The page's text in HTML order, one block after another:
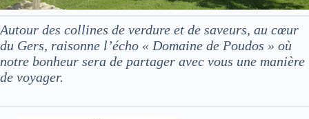
Autour des collines de verdure et de saveurs, au cœur
du Gers, raisonne l’écho « Domaine de Poudos » où
notre bonheur sera de partager avec vous une manière
de voyager.